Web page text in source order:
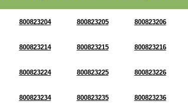
800823204 800823205 800823206
800823214 800823215 800823216
800823224 800823225 800823226
800823234 800823235 800823236